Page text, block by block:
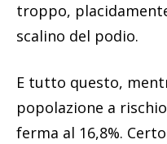
troppo,
scalino del podio.
E tutto questo,
popolazione a
ferma al 16,8%.